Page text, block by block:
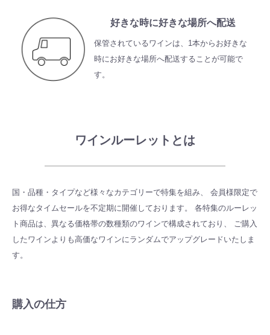
好きな時に好きな場所へ配送
保管されているワインは、1本からお好きな
時にお好きな場所へ配送することが可能で
す。
ワインルーレットとは
国・品種・タイプなど様々なカテゴリーで特集を組み、
会員様限定で
お得なタイムセールを不定期に開催しております。
各特集のルーレッ
ト商品は、異なる価格帯の数種類のワインで構成されており、
ご購入
したワインよりも高価なワインにランダムでアップグレードいたしま
す。
購入の仕方